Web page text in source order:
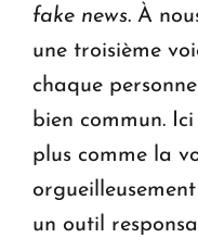
fake news. À
une troisième
chaque
bien commun.
plus comme la
un outil